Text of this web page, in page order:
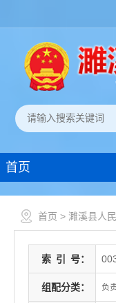
首页
首页 > 濉溪县人
索 引 号：
组配分类： 负